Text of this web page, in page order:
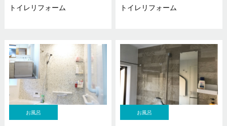
トイレリフォーム トイレリフォーム
お風呂 お風呂